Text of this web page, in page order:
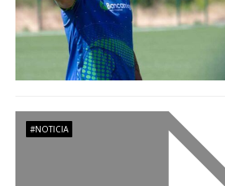
e
t
r
#NOTICIA